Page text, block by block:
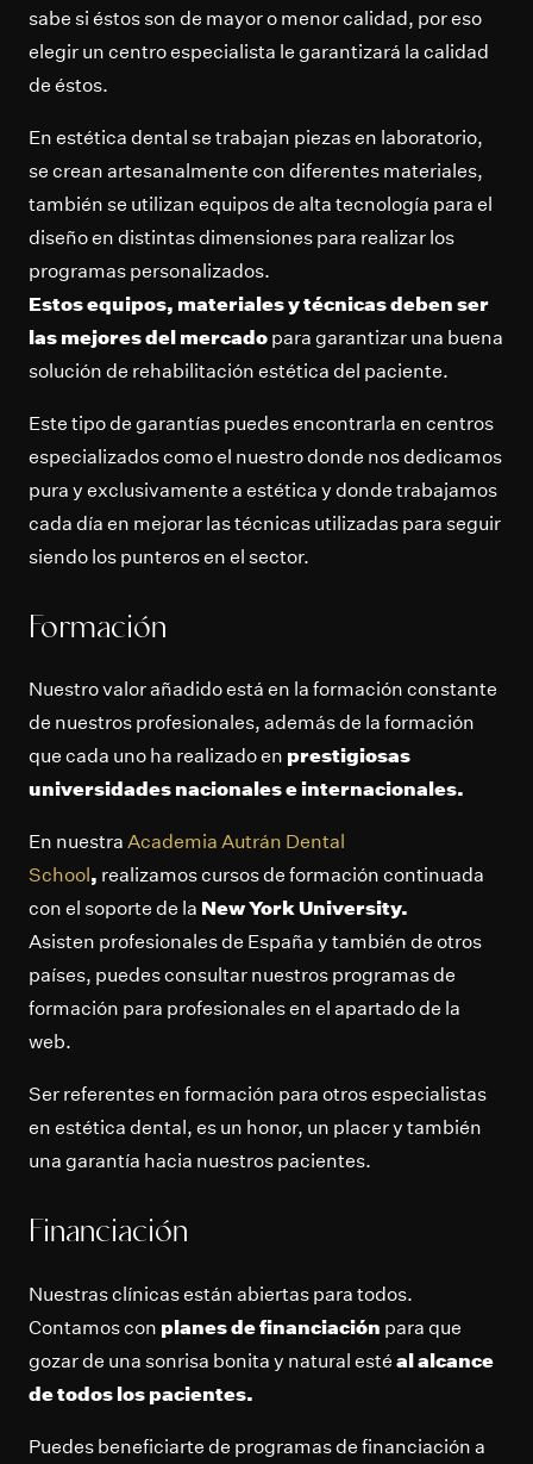
sabe si éstos son de mayor o menor calidad, por eso
elegir un centro especialista le garantizará la calidad
de éstos.
En estética dental se trabajan piezas en laboratorio,
se crean artesanalmente con diferentes materiales,
también se utilizan equipos de alta tecnología para el
diseño en distintas dimensiones para realizar los
programas personalizados.
Estos equipos, materiales y técnicas deben ser
las mejores del mercado para garantizar una buena
solución de rehabilitación estética del paciente.
Este tipo de garantías puedes encontrarla en centros
especializados como el nuestro donde nos dedicamos
pura y exclusivamente a estética y donde trabajamos
cada día en mejorar las técnicas utilizadas para seguir
siendo los punteros en el sector.
Formación
Nuestro valor añadido está en la formación constante
de nuestros profesionales, además de la formación
que cada uno ha realizado en prestigiosas
universidades nacionales e internacionales.
En nuestra Academia Autrán Dental
School, realizamos cursos de formación continuada
con el soporte de la New York University.
Asisten profesionales de España y también de otros
países, puedes consultar nuestros programas de
formación para profesionales en el apartado de la
web.
Ser referentes en formación para otros especialistas
en estética dental, es un honor, un placer y también
una garantía hacia nuestros pacientes.
Financiación
Nuestras clínicas están abiertas para todos.
Contamos con planes de financiación para que
gozar de una sonrisa bonita y natural esté al alcance
de todos los pacientes.
Puedes beneficiarte de programas de financiación a